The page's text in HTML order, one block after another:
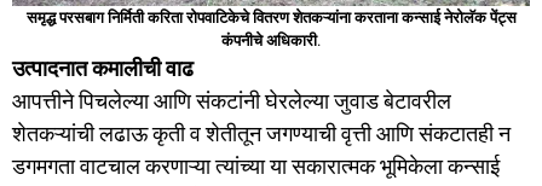
समृद्ध परसबाग निर्मिती करिता रोपवाटिकेचे वितरण शेतकऱ्यांना करताना कन्साई नेरोलॅक पेंट्स
कंपनीचे अधिकारी.
उत्पादनात कमालीची वाढ
आपत्तीने पिचलेल्या आणि संकटांनी घेरलेल्या जुवाड बेटावरील
शेतकऱ्यांची लढाऊ कृती व शेतीतून जगण्याची वृत्ती आणि संकटातही न
डगमगता वाटचाल करणाऱ्या त्यांच्या या सकारात्मक भूमिकेला कन्साई